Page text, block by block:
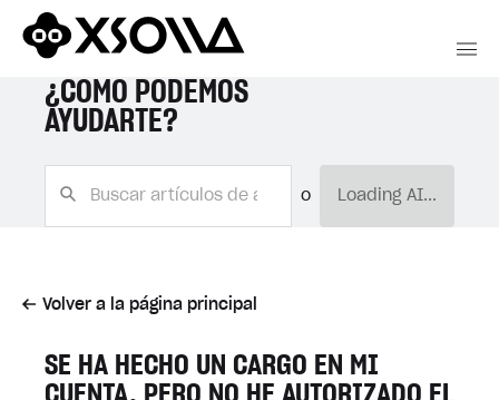
¿CÓMO PODEMOS
AYUDARTE?
o Loading AI...
Volver a la página principal
SE HA HECHO UN CARGO EN MI